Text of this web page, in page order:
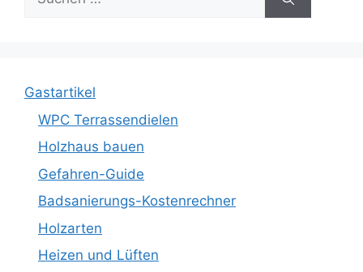
nach:
Gastartikel
WPC Terrassendielen
Holzhaus bauen
Gefahren-Guide
Badsanierungs-Kostenrechner
Holzarten
Heizen und Lüften